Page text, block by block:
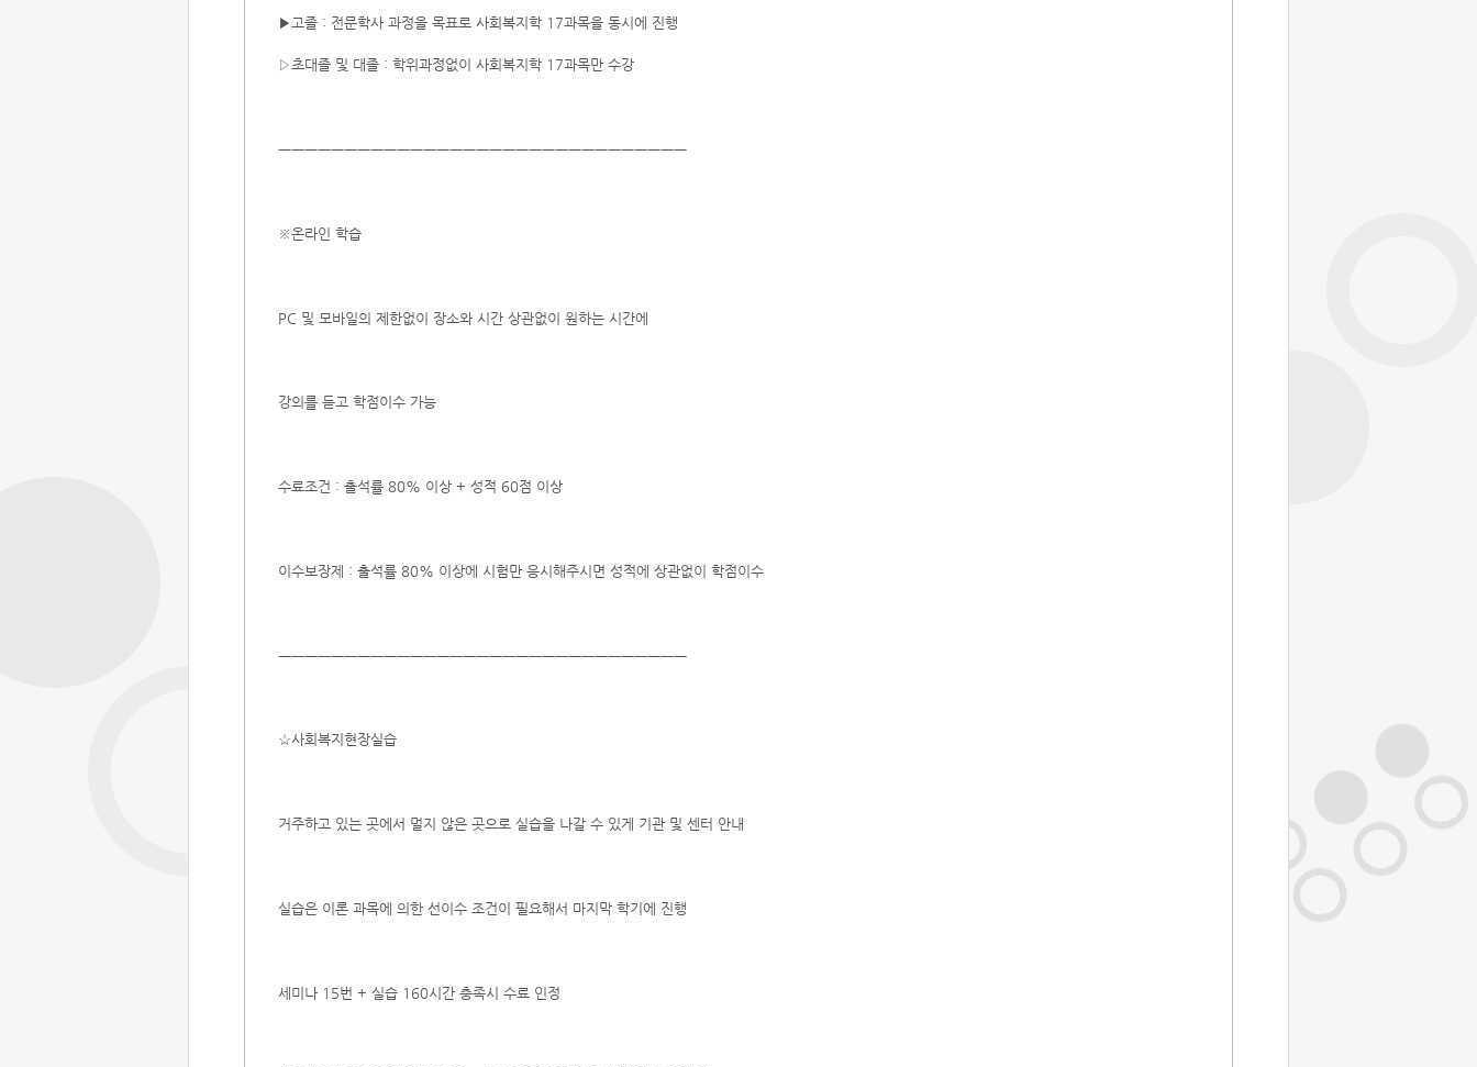
▶고졸 : 전문학사 과정을 목표로 사회복지학 17과목을 동시에 진행
▷초대졸 및 대졸 : 학위과정없이 사회복지학 17과목만 수강
ㅡㅡㅡㅡㅡㅡㅡㅡㅡㅡㅡㅡㅡㅡㅡㅡㅡㅡㅡㅡㅡㅡㅡㅡㅡㅡㅡㅡㅡㅡㅡ
※온라인 학습
PC 및 모바일의 제한없이 장소와 시간 상관없이 원하는 시간에
강의를 듣고 학점이수 가능
수료조건 : 출석률 80% 이상 + 성적 60점 이상
이수보장제 : 출석률 80% 이상에 시험만 응시해주시면 성적에 상관없이 학점이수
ㅡㅡㅡㅡㅡㅡㅡㅡㅡㅡㅡㅡㅡㅡㅡㅡㅡㅡㅡㅡㅡㅡㅡㅡㅡㅡㅡㅡㅡㅡㅡ
☆사회복지현장실습
거주하고 있는 곳에서 멀지 않은 곳으로 실습을 나갈 수 있게 기관 및 센터 안내
실습은 이론 과목에 의한 선이수 조건이 필요해서 마지막 학기에 진행
세미나 15번 + 실습 160시간 충족시 수료 인정